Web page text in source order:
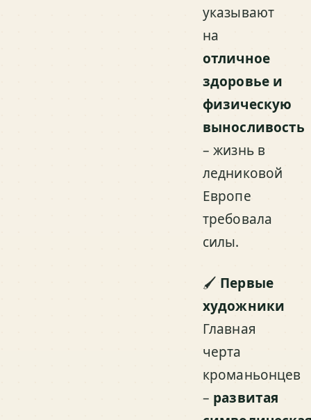
указывают
на
отличное
здоровье и
физическую
выносливость
– жизнь в
ледниковой
Европе
требовала
силы.
🖌 Первые
художники
Главная
черта
кроманьонцев
– развитая